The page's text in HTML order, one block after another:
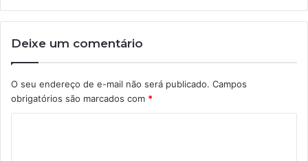
Deixe um comentário
O seu endereço de e-mail não será publicado. Campos
obrigatórios são marcados com *